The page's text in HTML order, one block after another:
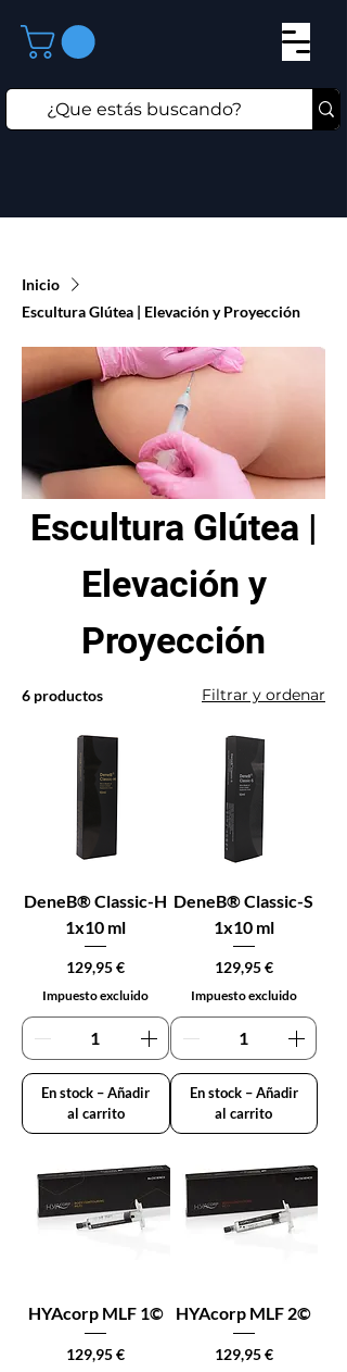
Inicio
Escultura Glútea | Elevación y Proyección
Escultura Glútea |
Elevación y
Proyección
6 productos Filtrar y ordenar
DeneB® Classic-H
1x10 ml
Precio
129,95 €
Impuesto excluido
En stock – Añadir
al carrito
DeneB® Classic-S
1x10 ml
Precio
129,95 €
Impuesto excluido
En stock – Añadir
al carrito
HYAcorp MLF 1©
Precio
129,95 €
HYAcorp MLF 2©
Precio
129,95 €